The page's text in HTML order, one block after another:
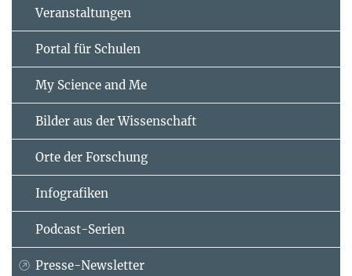
Veranstaltungen
Portal für Schulen
My Science and Me
Bilder aus der Wissenschaft
Orte der Forschung
Infografiken
Podcast-Serien
Presse-Newsletter